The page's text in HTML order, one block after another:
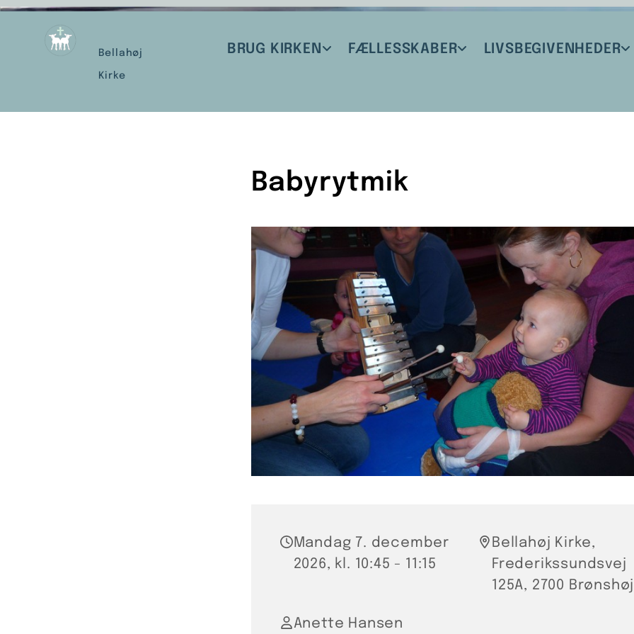
Bellahøj
Kirke
BRUG KIRKEN FÆLLESSKABER LIVSBEGIVENHEDER
Babyrytmik
Mandag 7. december
2026, kl. 10:45 - 11:15
Bellahøj Kirke,
Frederikssundsvej
125A, 2700 Brønshøj
Anette Hansen